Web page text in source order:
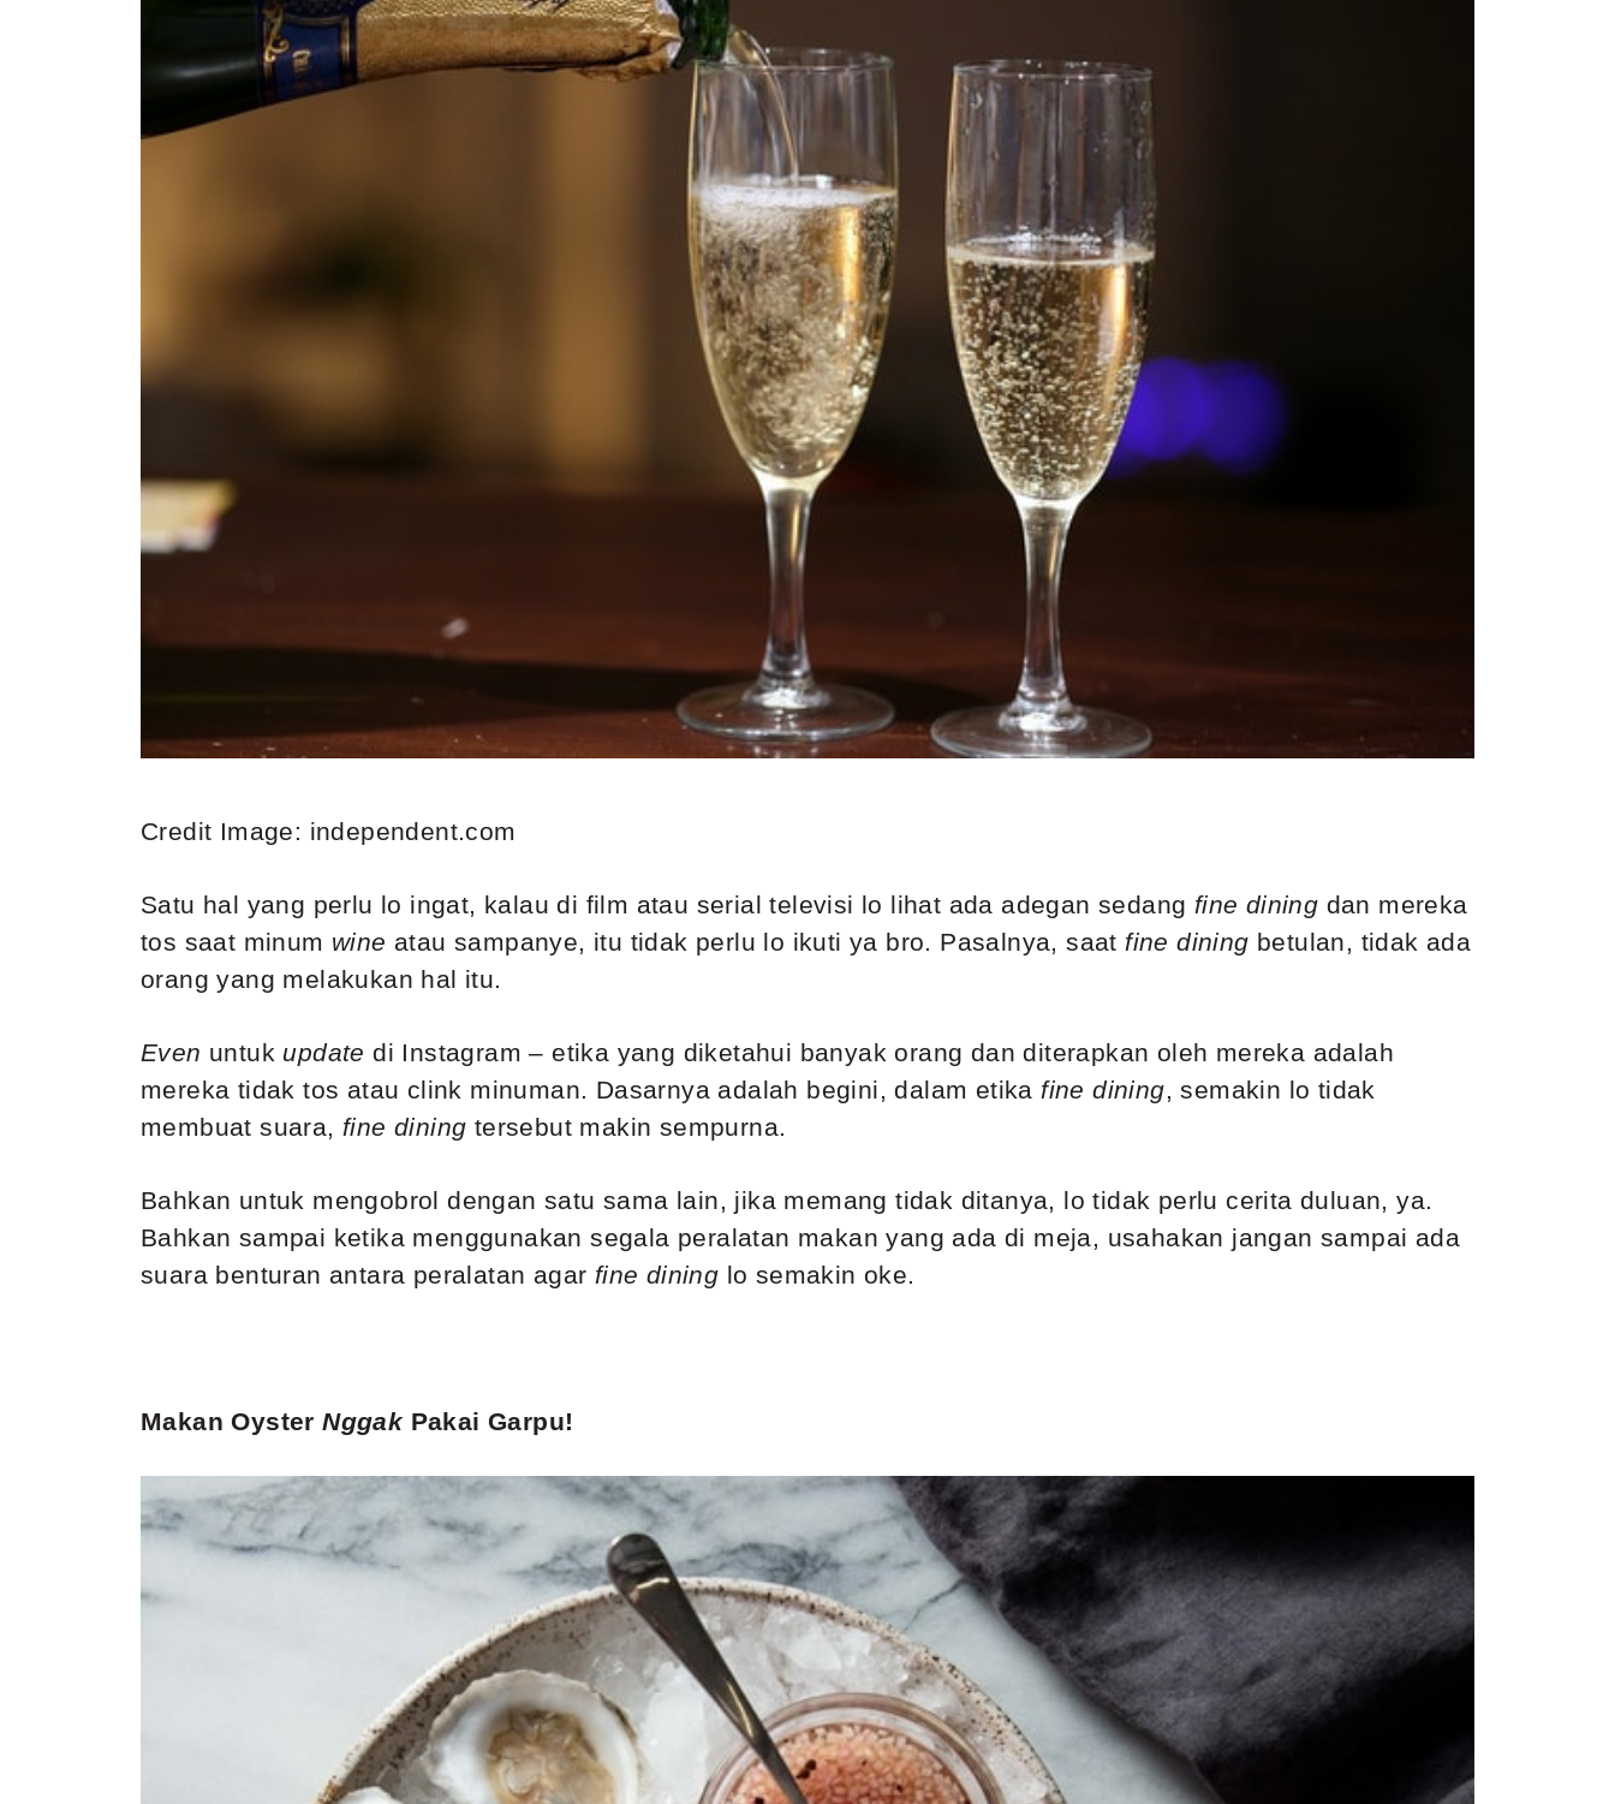
Credit Image: independent.com
Satu hal yang perlu lo ingat, kalau di film atau serial televisi lo lihat ada adegan sedang fine dining dan mereka
tos saat minum wine atau sampanye, itu tidak perlu lo ikuti ya bro. Pasalnya, saat fine dining betulan, tidak ada
orang yang melakukan hal itu.
Even untuk updatedi Instagram – etika yang diketahui banyak orang dan diterapkan oleh mereka adalah
mereka tidak tos atau clink minuman. Dasarnya adalah begini, dalam etika fine dining , semakin lo tidak
membuat suara, fine dining tersebut makin sempurna.
Bahkan untuk mengobrol dengan satu sama lain, jika memang tidak ditanya, lo tidak perlu cerita duluan, ya.
Bahkan sampai ketika menggunakan segala peralatan makan yang ada di meja, usahakan jangan sampai ada
suara benturan antara peralatan agar fine dining lo semakin oke.
Makan OysterNggak Pakai Garpu!